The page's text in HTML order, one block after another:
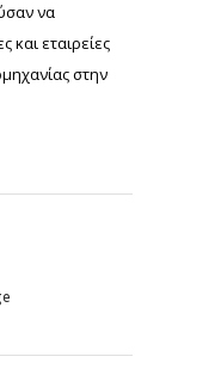
να
και εταιρείες
στην